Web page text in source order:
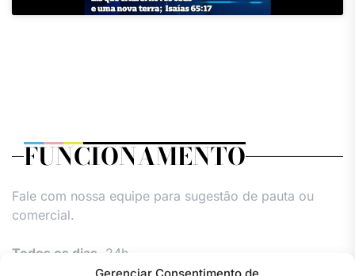
FUNCIONAMENTO
Fale com nossa equipe para sugestão de pauta ou
comercial.
Todos os dias, 24h.